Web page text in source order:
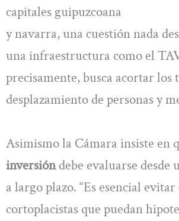
capitales guipuzcoana
y navarra, una cuestión nada
una infraestructura como el
precisamente, busca acortar los
desplazamiento de personas y
Asimismo la Cámara insiste en
inversióndebe evaluarse desde
a largo plazo. “Es esencial
cortoplacistas que puedan